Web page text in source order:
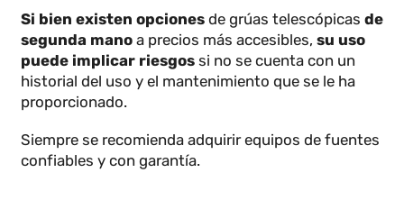
En general,el costo diario puede variar entre
500 y 5,000 euros.
En cuanto a la compra, una grúa telescópica nueva
puede costar entre 100,000 y varios millones de
euros.